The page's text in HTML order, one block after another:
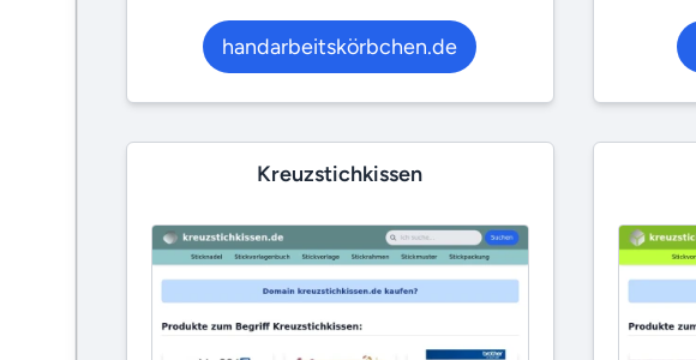
handarbeitskörbchen.de
Kreuzstichkissen